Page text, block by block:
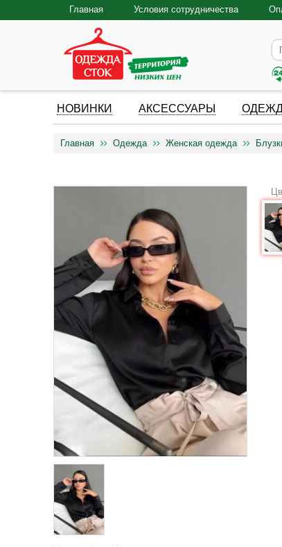
Главная Условия сотрудничества
НОВИНКИ АКСЕССУАРЫ
Главная Одежда Женская одежда